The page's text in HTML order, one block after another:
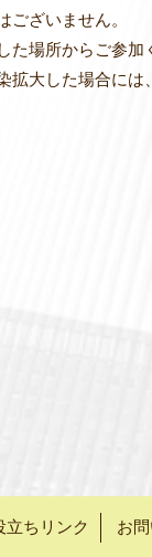
ざいません。
た場所からご参
拡大した場合には
立ちリンク お